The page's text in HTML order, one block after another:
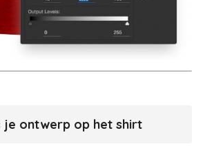
je ontwerp op het shirt